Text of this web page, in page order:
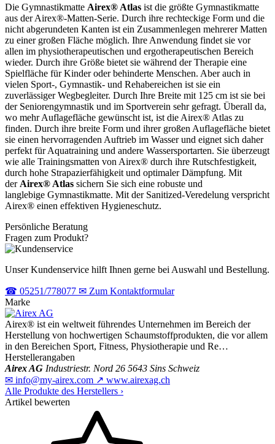
Die Gymnastikmatte Airex® Atlas ist die größte Gymnastikmatte
aus der Airex®-Matten-Serie. Durch ihre rechteckige Form und die
nicht abgerundeten Kanten ist ein Zusammenlegen mehrerer Matten
zu einer großen Fläche möglich. Ihre Anwendung findet sie vor
allen im physiotherapeutischen und ergotherapeutischen Bereich
wieder. Durch ihre Größe bietet sie während der Therapie eine
Spielfläche für Kinder oder behinderte Menschen. Aber auch in
vielen Sport-, Gymnastik- und Rehabereichen ist sie ein
zuverlässiger Wegbegleiter. Durch Ihre Breite mit 125 cm ist sie bei
der Seniorengymnastik und im Sportverein sehr gefragt. Überall da,
wo mehr Auflagefläche gewünscht ist, ist die Airex® Atlas zu
finden. Durch ihre breite Form und ihrer großen Auflagefläche bietet
sie einen hervorragenden Auftrieb im Wasser und eignet sich daher
perfekt für Aquatraining und andere Wassersportarten. Sie überzeugt
wie alle Trainingsmatten von Airex® durch ihre Rutschfestigkeit,
durch hohe Strapazierfähigkeit und optimaler Dämpfung. Mit
der Airex® Atlas sichern Sie sich eine robuste und
langlebige Gymnastikmatte. Mit der Sanitized-Veredelung verspricht
Airex® einen effektiven Hygieneschutz.
Persönliche Beratung
Fragen zum Produkt?
Unser Kundenservice hilft Ihnen gerne bei Auswahl und Bestellung.
☎ 05251/778077 ✉ Zum Kontaktformular
Marke
Airex® ist ein weltweit führendes Unternehmen im Bereich der
Herstellung von hochwertigen Schaumstoffprodukten, die vor allem
in den Bereichen Sport, Fitness, Physiotherapie und Re…
Herstellerangaben
Airex AG Industriestr. Nord 26 5643 Sins Schweiz
✉ info@my-airex.com ↗ www.airexag.ch
Alle Produkte des Herstellers ›
Artikel bewerten